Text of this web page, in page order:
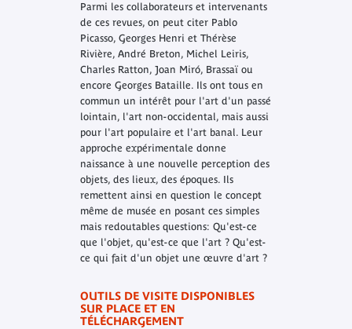
Parmi les collaborateurs et intervenants
de ces revues, on peut citer Pablo
Picasso, Georges Henri et Thérèse
Rivière, André Breton, Michel Leiris,
Charles Ratton, Joan Miró, Brassaï ou
encore Georges Bataille. Ils ont tous en
commun un intérêt pour l'art d'un passé
lointain, l'art non-occidental, mais aussi
pour l'art populaire et l'art banal. Leur
approche expérimentale donne
naissance à une nouvelle perception des
objets, des lieux, des époques. Ils
remettent ainsi en question le concept
même de musée en posant ces simples
mais redoutables questions: Qu'est-ce
que l'objet, qu'est-ce que l'art ? Qu'est-
ce qui fait d'un objet une œuvre d'art ?
OUTILS DE VISITE DISPONIBLES
SUR PLACE ET EN
TÉLÉCHARGEMENT